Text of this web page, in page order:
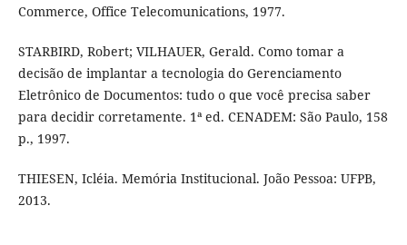
Commerce, Office Telecomunications, 1977.
STARBIRD, Robert; VILHAUER, Gerald. Como tomar a
decisão de implantar a tecnologia do Gerenciamento
Eletrônico de Documentos: tudo o que você precisa saber
para decidir corretamente. 1ª ed. CENADEM: São Paulo, 158
p., 1997.
THIESEN, Icléia. Memória Institucional. João Pessoa: UFPB,
2013.